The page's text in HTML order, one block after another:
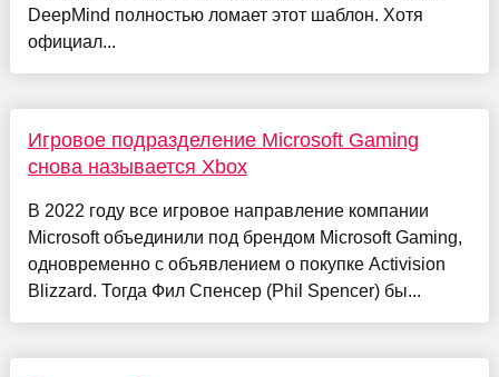
DeepMind полностью ломает этот шаблон. Хотя
официал...
Игровое подразделение Microsoft Gaming
снова называется Xbox
В 2022 году все игровое направление компании
Microsoft объединили под брендом Microsoft Gaming,
одновременно с объявлением о покупке Activision
Blizzard. Тогда Фил Спенсер (Phil Spencer) бы...